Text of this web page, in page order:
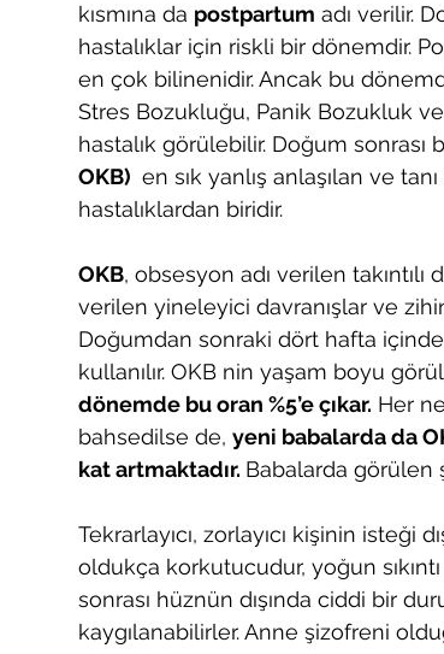
kısmına da postpartum adı verilir.
hastalıklar için riskli bir dönemdir.
en çok bilinenidir. Ancak bu
Stres Bozukluğu, Panik Bozukluk ve
hastalık görülebilir. Doğum
OKB) en sık yanlış anlaşılan ve
hastalıklardan biridir.
OKB, obsesyon adı verilen
verilen yineleyici davranışlar ve
Doğumdan sonraki dört hafta içinde
kullanılır. OKB nin yaşam boyu
dönemde bu oran %5’e çıkar. Her
bahsedilse de, yeni babalarda da
kat artmaktadır. Babalarda görülen
Tekrarlayıcı, zorlayıcı kişinin
oldukça korkutucudur, yoğun
sonrası hüznün dışında ciddi bir
kaygılanabilirler. Anne şizofreni